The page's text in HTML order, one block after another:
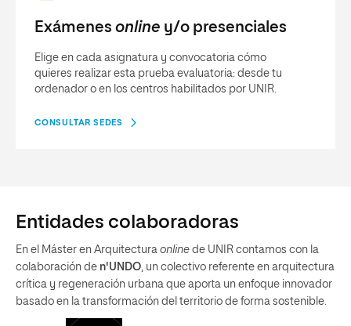
Exámenes online y/o presenciales
Elige en cada asignatura y convocatoria cómo
quieres realizar esta prueba evaluatoria: desde tu
ordenador o en los centros habilitados por UNIR.
CONSULTAR SEDES
Entidades colaboradoras
En el Máster en Arquitectura online de UNIR contamos con la
colaboración de n'UNDO, un colectivo referente en arquitectura
crítica y regeneración urbana que aporta un enfoque innovador
basado en la transformación del territorio de forma sostenible.